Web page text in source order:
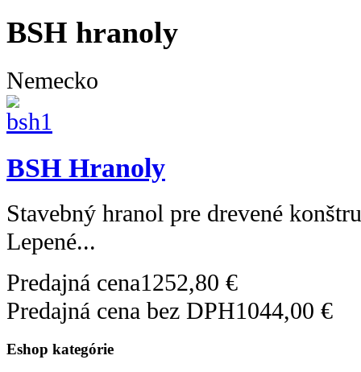
BSH hranoly
Nemecko
BSH Hranoly
Stavebný hranol pre drevené
Lepené...
Predajná cena1252,80 €
Predajná cena bez DPH1044,00 €
Eshop kategórie